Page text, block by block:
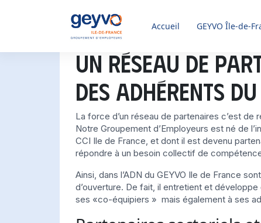
Accueil GEYVOÎle-de-
Un réseau de
des adhérents du
La force d’un réseau de partenaires c’est de
Notre Groupement d’Employeurs est né de
CCI Ile de France, et dont il est devenu
répondre à un besoin collectif de
Ainsi, dans l’ADN du GEYVO Ile de France
d’ouverture. De fait, il entretient et développe
ses «co-équipiers » mais également à ses